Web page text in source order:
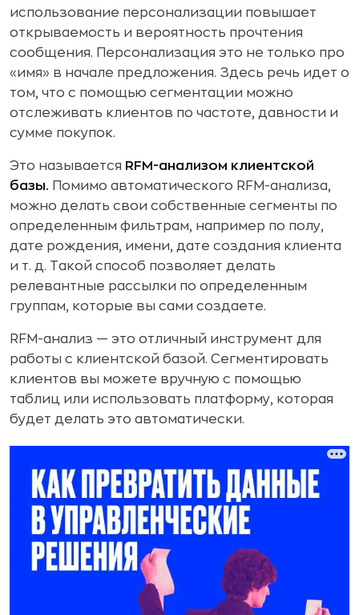
использование персонализации повышает
открываемость и вероятность прочтения
сообщения. Персонализация это не только про
«имя» в начале предложения. Здесь речь идет о
том, что с помощью сегментации можно
отслеживать клиентов по частоте, давности и
сумме покупок.
Это называется RFM-анализом клиентской
базы. Помимо автоматического RFM-анализа,
можно делать свои собственные сегменты по
определенным фильтрам, например по полу,
дате рождения, имени, дате создания клиента
и т. д. Такой способ позволяет делать
релевантные рассылки по определенным
группам, которые вы сами создаете.
RFM-анализ — это отличный инструмент для
работы с клиентской базой. Сегментировать
клиентов вы можете вручную с помощью
таблиц или использовать платформу, которая
будет делать это автоматически.